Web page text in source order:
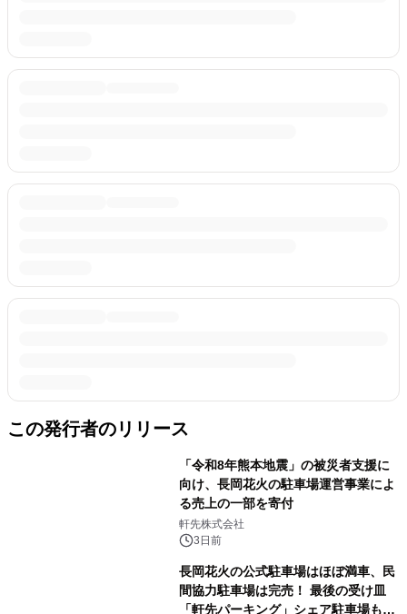
この発行者のリリース
「令和8年熊本地震」の被災者支援に
向け、長岡花火の駐車場運営事業によ
る売上の一部を寄付
軒先株式会社
3日前
長岡花火の公式駐車場はほぼ満車、民
間協力駐車場は完売！ 最後の受け皿
「軒先パーキング」シェア駐車場も予